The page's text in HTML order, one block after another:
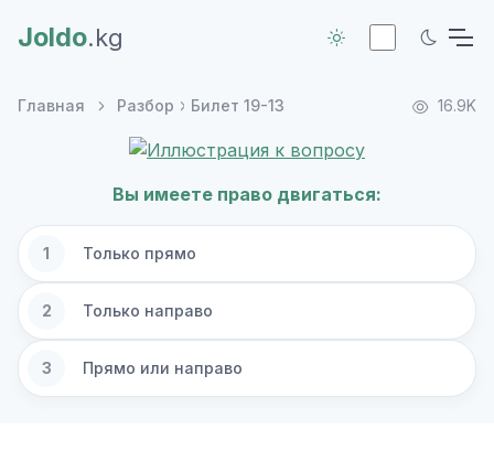
Joldo.kg
Главная Разбор Билет 19-13 16.9K
Вы имеете право двигаться:
1 Только прямо
2 Только направо
3 Прямо или направо